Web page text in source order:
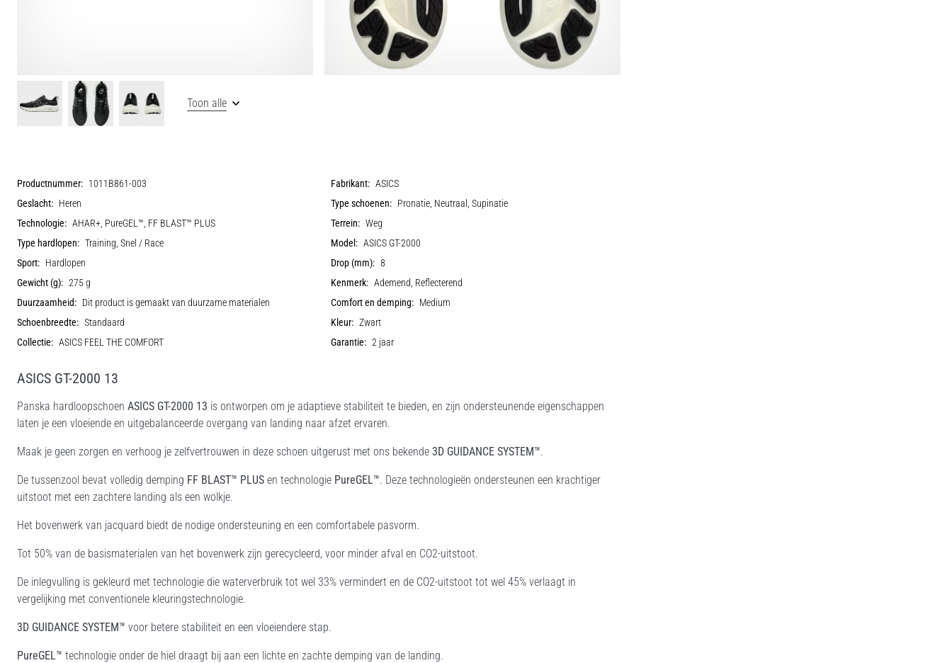
Toon alle
Productnummer: 1011B861-003 Fabrikant: ASICS
Geslacht: Heren Type schoenen: Pronatie, Neutraal, Supinatie
Technologie: AHAR+, PureGEL™, FF BLAST™ PLUS Terrein: Weg
Type hardlopen: Training, Snel / Race Model: ASICS GT-2000
Sport: Hardlopen Drop (mm): 8
Gewicht (g): 275 g Kenmerk: Ademend, Reflecterend
Duurzaamheid: Dit product is gemaakt van duurzame materialen Comfort en demping: Medium
Schoenbreedte: Standaard Kleur: Zwart
Collectie: ASICS FEEL THE COMFORT Garantie: 2 jaar
ASICS GT-2000 13
Panska hardloopschoen ASICS GT-2000 13 is ontworpen om je adaptieve stabiliteit te bieden, en zijn ondersteunende eigenschappen
laten je een vloeiende en uitgebalanceerde overgang van landing naar afzet ervaren.
Maak je geen zorgen en verhoog je zelfvertrouwen in deze schoen uitgerust met ons bekende 3D GUIDANCE SYSTEM™.
De tussenzool bevat volledig demping FF BLAST™ PLUS en technologie PureGEL™. Deze technologieën ondersteunen een krachtiger
uitstoot met een zachtere landing als een wolkje.
Het bovenwerk van jacquard biedt de nodige ondersteuning en een comfortabele pasvorm.
Tot 50% van de basismaterialen van het bovenwerk zijn gerecycleerd, voor minder afval en CO2-uitstoot.
De inlegvulling is gekleurd met technologie die waterverbruik tot wel 33% vermindert en de CO2-uitstoot tot wel 45% verlaagt in
vergelijking met conventionele kleuringstechnologie.
3D GUIDANCE SYSTEM™ voor betere stabiliteit en een vloeiendere stap.
PureGEL™ technologie onder de hiel draagt bij aan een lichte en zachte demping van de landing.